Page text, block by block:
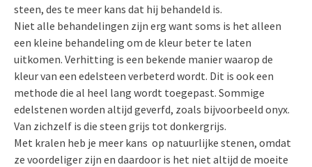
steen, des te meer kans dat hij behandeld is.
Niet alle behandelingen zijn erg want soms is het alleen
een kleine behandeling om de kleur beter te laten
uitkomen. Verhitting is een bekende manier waarop de
kleur van een edelsteen verbeterd wordt. Dit is ook een
methode die al heel lang wordt toegepast. Sommige
edelstenen worden altijd geverfd, zoals bijvoorbeeld onyx.
Van zichzelf is die steen grijs tot donkergrijs.
Met kralen heb je meer kans op natuurlijke stenen, omdat
ze voordeliger zijn en daardoor is het niet altijd de moeite